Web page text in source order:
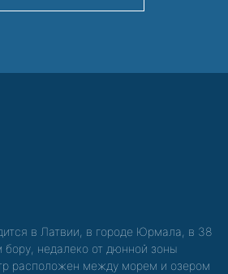
в Латвии, в городе Юрмала, в 38
бору, недалеко от дюнной зоны
расположен между морем и озером